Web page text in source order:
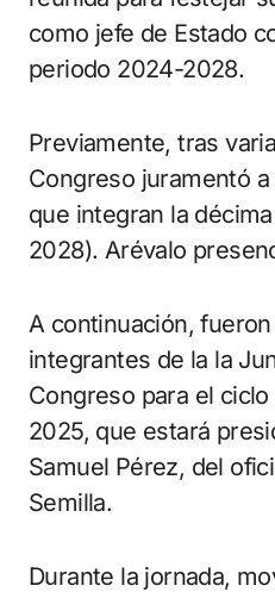
como jefe de Estado
periodo 2024-2028.
Previamente, tras
Congreso juramentó
que integran la
2028). Arévalo
A continuación,
integrantes de la la
Congreso para el
2025, que estará
Samuel Pérez, del
Semilla.
Durante la jornada,